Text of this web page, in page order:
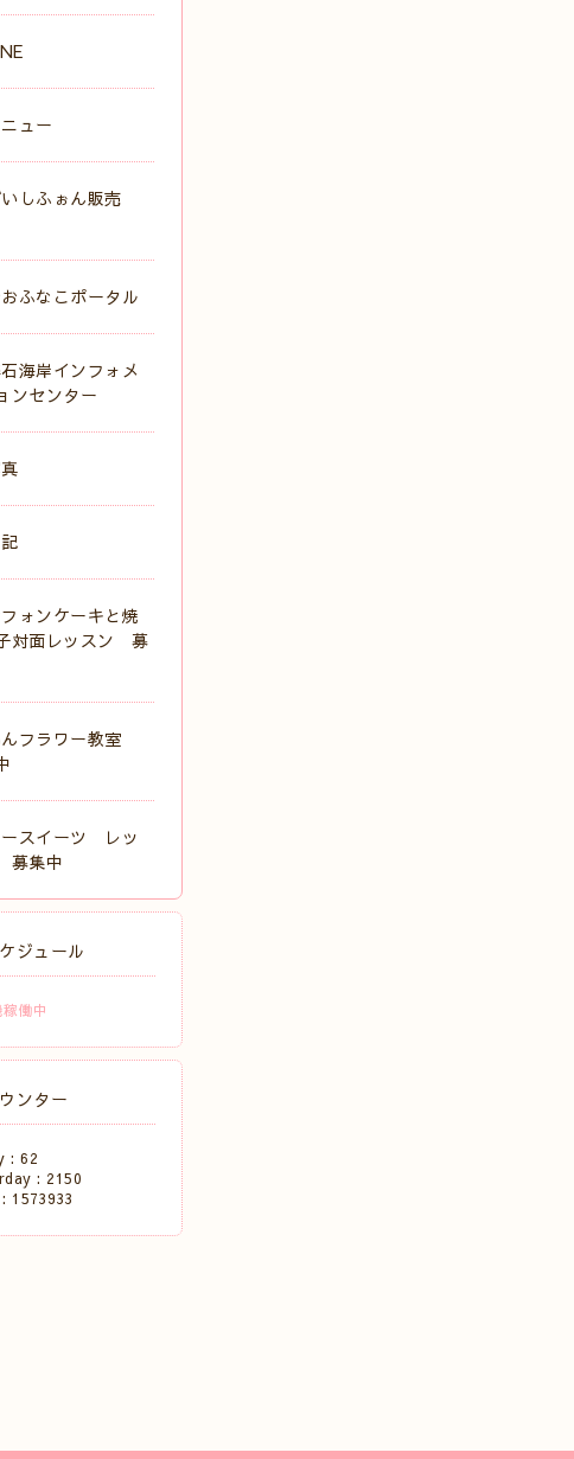
ュー
しふぉん販売
ふなこポータル
海岸インフォメ
ンセンター
ォンケーキと焼
対面レッスン 募
んフラワー教室
ースイーツ レッ
集中
ジュール
働中
ンター
: 62
: 2150
1573933